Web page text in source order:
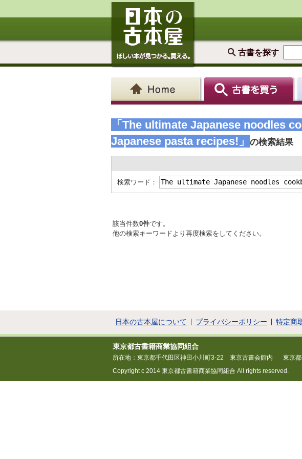
古書を探す
「The ultimate Japanese noodles
Japanese pasta recipes!」
の検索結果
検索ワード：
該当件数0件です。
他の検索キーワードより再度検索をしてください。
日本の古本屋について プライバシーポリシー 特定商
東京都古書籍商業協同組合
所在地：東京都千代田区神田小川町3-22 東京古書会館内
東京
Copyright c 2014 東京都古書籍商業協同組合 All rights reserved.